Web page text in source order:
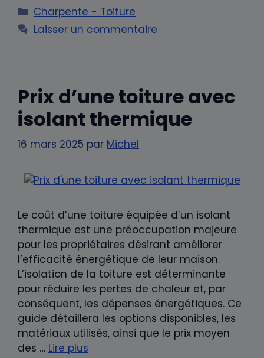
Catégories
Charpente - Toiture
Laisser un commentaire
Prix d’une toiture avec
isolant thermique
16 mars 2025 par Michel
Le coût d’une toiture équipée d’un isolant
thermique est une préoccupation majeure
pour les propriétaires désirant améliorer
l’efficacité énergétique de leur maison.
L’isolation de la toiture est déterminante
pour réduire les pertes de chaleur et, par
conséquent, les dépenses énergétiques. Ce
guide détaillera les options disponibles, les
matériaux utilisés, ainsi que le prix moyen
des … Lire plus